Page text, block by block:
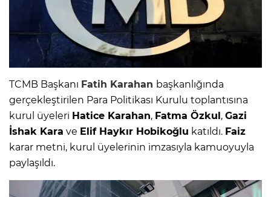
TCMB Başkanı Fatih Karahan başkanlığında
gerçekleştirilen Para Politikası Kurulu toplantısına
kurul üyeleri Hatice Karahan, Fatma Özkul, Gazi
İshak Kara ve Elif Haykır Hobikoğlu katıldı. Faiz
karar metni, kurul üyelerinin imzasıyla kamuoyuyla
paylaşıldı.